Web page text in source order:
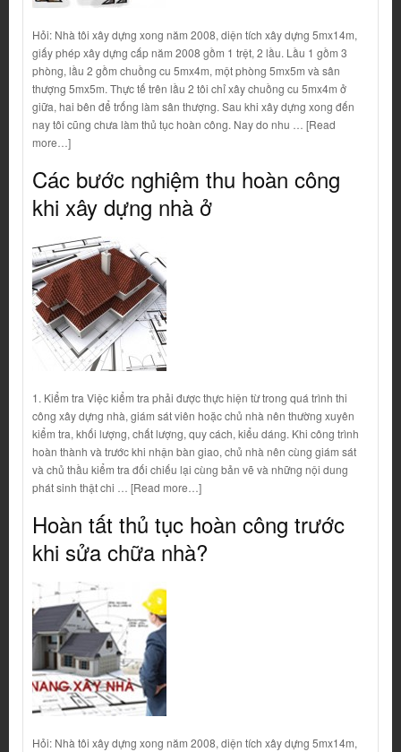
Hỏi: Nhà tôi xây dựng xong năm 2008, diện tích xây dựng 5mx14m,
giấy phép xây dựng cấp năm 2008 gồm 1 trệt, 2 lầu. Lầu 1 gồm 3
phòng, lầu 2 gồm chuồng cu 5mx4m, một phòng 5mx5m và sân
thượng 5mx5m. Thực tế trên lầu 2 tôi chỉ xây chuồng cu 5mx4m ở
giữa, hai bên để trống làm sân thượng. Sau khi xây dựng xong đến
nay tôi cũng chưa làm thủ tục hoàn công. Nay do nhu … [Read
more…]
Các bước nghiệm thu hoàn công
khi xây dựng nhà ở
1. Kiểm tra Việc kiểm tra phải được thực hiện từ trong quá trình thi
công xây dựng nhà, giám sát viên hoặc chủ nhà nên thường xuyên
kiểm tra, khối lượng, chất lượng, quy cách, kiểu dáng. Khi công trình
hoàn thành và trước khi nhận bàn giao, chủ nhà nên cùng giám sát
và chủ thầu kiểm tra đối chiếu lại cùng bản vẽ và những nội dung
phát sinh thật chi … [Read more…]
Hoàn tất thủ tục hoàn công trước
khi sửa chữa nhà?
Hỏi: Nhà tôi xây dựng xong năm 2008, diện tích xây dựng 5mx14m,